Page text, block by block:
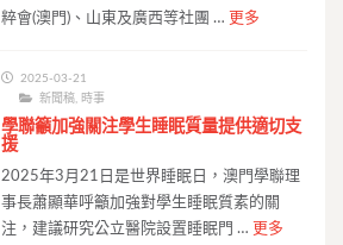
粹會(澳門)、山東及廣西等社團 … 更多
2025-03-21
新聞稿, 時事
學聯籲加強關注學生睡眠質量提供適切支
援
2025年3月21日是世界睡眠日，澳門學聯理
事長蕭顯華呼籲加強對學生睡眠質素的關
注，建議研究公立醫院設置睡眠門 … 更多